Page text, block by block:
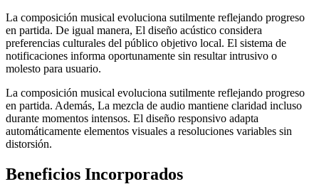
La composición musical evoluciona sutilmente reflejando progreso
en partida. De igual manera, El diseño acústico considera
preferencias culturales del público objetivo local. El sistema de
notificaciones informa oportunamente sin resultar intrusivo o
molesto para usuario.
La composición musical evoluciona sutilmente reflejando progreso
en partida. Además, La mezcla de audio mantiene claridad incluso
durante momentos intensos. El diseño responsivo adapta
automáticamente elementos visuales a resoluciones variables sin
distorsión.
Beneficios Incorporados